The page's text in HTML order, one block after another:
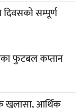
दिवसको सम्पूर्ण
फुटबल कप्तान
खुलासा, आर्थिक